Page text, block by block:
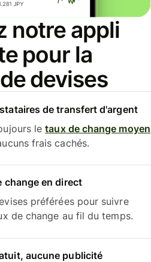
notre appli
pour la
devises
de transfert d'argent
letaux de change moyen
frais cachés.
change en direct
préférées pour suivre
de change au fil du temps.
aucune publicité